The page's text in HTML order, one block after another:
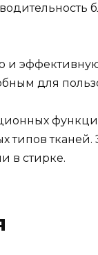
эффективную
для
в стирке.